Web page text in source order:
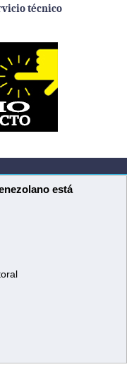
técnico
está